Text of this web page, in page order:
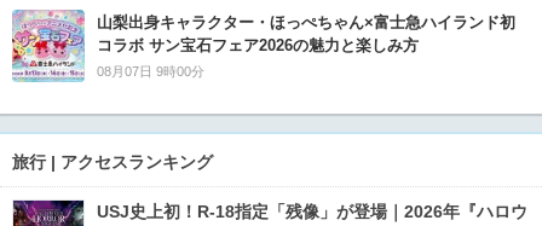
山梨出身キャラクター・ほっぺちゃん×富士急ハイランド初
コラボ サン宝石フェア2026の魅力と楽しみ方
08月07日 9時00分
旅行 | アクセスランキング
USJ史上初！R-18指定「残像」が登場｜2026年『ハロウ